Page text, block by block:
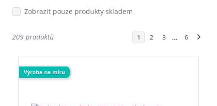
Zobrazit pouze produkty skladem
209 produktů 1 2 3 … 6
Výroba na míru